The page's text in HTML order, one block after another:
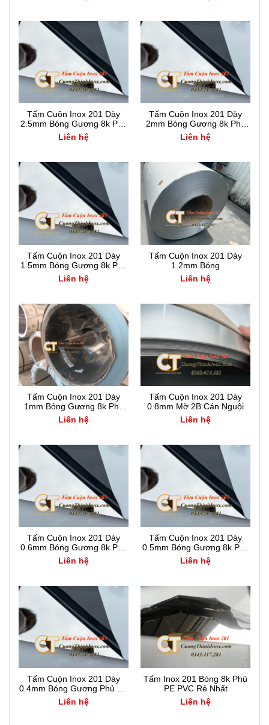
Tấm Cuộn Inox 201 Dày
2.5mm Bóng Gương 8k Phủ
PE PVC
Liên hệ
Tấm Cuộn Inox 201 Dày
2mm Bóng Gương 8k Phủ
PE PVC
Liên hệ
Tấm Cuộn Inox 201 Dày
1.5mm Bóng Gương 8k Phủ
PE PVC
Liên hệ
Tấm Cuộn Inox 201 Dày
1.2mm Bóng
Liên hệ
Tấm Cuộn Inox 201 Dày
1mm Bóng Gương 8k Phủ
PE PVC
Liên hệ
Tấm Cuộn Inox 201 Dày
0.8mm Mờ 2B Cán Nguội
Liên hệ
Tấm Cuộn Inox 201 Dày
0.6mm Bóng Gương 8k Phủ
PE PVC
Liên hệ
Tấm Cuộn Inox 201 Dày
0.5mm Bóng Gương 8k Phủ
PE PVC
Liên hệ
Tấm Cuộn Inox 201 Dày
0.4mm Bóng Gương Phủ PE
PVC
Liên hệ
Tấm Inox 201 Bóng 8k Phủ
PE PVC Rẻ Nhất
Liên hệ